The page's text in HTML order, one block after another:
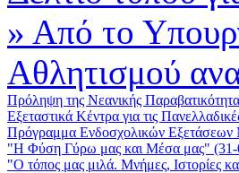
» Από το
Αθλητισμού
Πρόληψη της Νεανικής
Εξεταστικά Κέντρα για τις
Πρόγραμμα Ενδοσχολικών Εξετάσεων
"Η Φύση Γύρω μας και Μέσα μας" (31-
"Ο τόπος μας μιλά. Μνήμες, Ιστορίες